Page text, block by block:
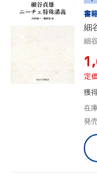
書
細
細
定
獲
在
発